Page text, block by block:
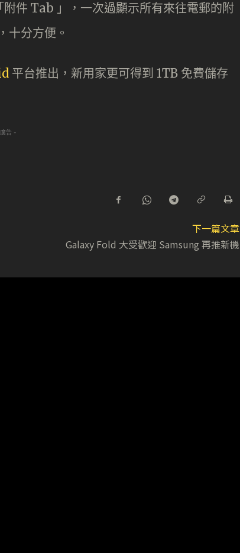
件 Tab 」，一次過顯示所有來往電郵的附
十分方便。
平台推出，新用家更可得到 1TB 免費儲存
告 -
下一篇文章
Galaxy Fold 大受歡迎 Samsung 再推新機